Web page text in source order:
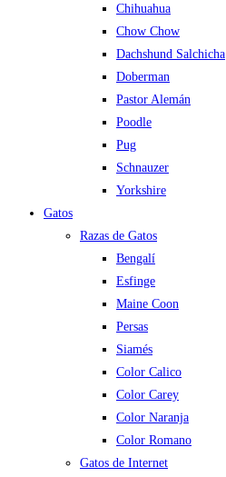
Chihuahua
Chow Chow
Dachshund Salchicha
Doberman
Pastor Alemán
Poodle
Pug
Schnauzer
Yorkshire
Gatos
Razas de Gatos
Bengalí
Esfinge
Maine Coon
Persas
Siamés
Color Calico
Color Carey
Color Naranja
Color Romano
Gatos de Internet